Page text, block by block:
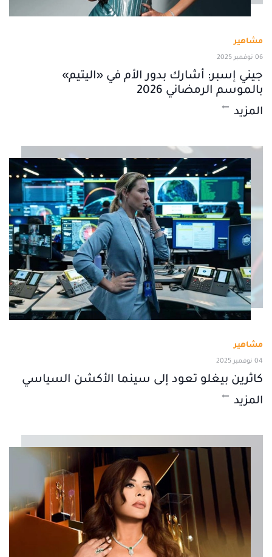
مشاهير
06 نوفمبر 2025
جيني إسبر: أشارك بدور الأم في «اليتيم»
بالموسم الرمضاني 2026
المزيد
مشاهير
04 نوفمبر 2025
كاثرين بيغلو تعود إلى سينما الأكشن السياسي
المزيد